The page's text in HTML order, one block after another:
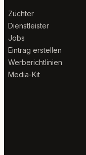
Züchter
Dienstleister
Jobs
Eintrag erstellen
Werberichtlinien
Media-Kit